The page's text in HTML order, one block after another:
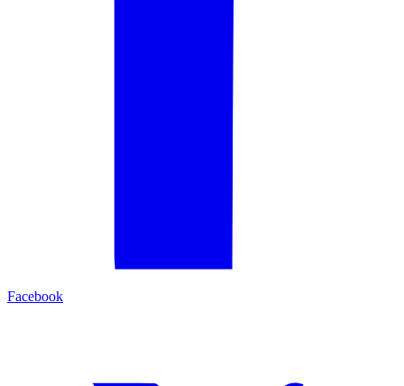
Facebook